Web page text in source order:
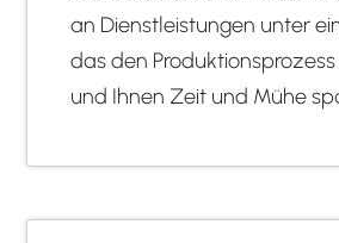
an Dienstleistungen unter
das den
und Ihnen Zeit und Mühe